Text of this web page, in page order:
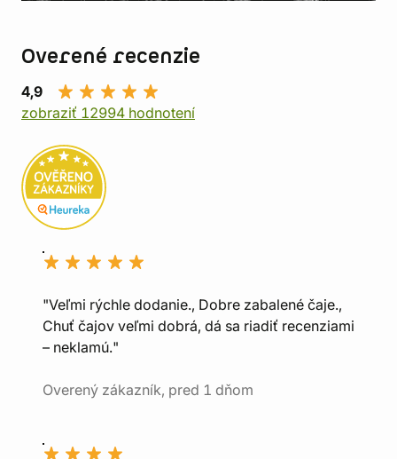
Overené recenzie
4,9
zobraziť 12994 hodnotení
"Veľmi rýchle dodanie., Dobre zabalené čaje.,
Chuť čajov veľmi dobrá, dá sa riadiť recenziami
– neklamú."
Overený zákazník, pred 1 dňom